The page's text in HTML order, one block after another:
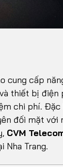
cung cấp
thiết bị điện
chi phí.
đối mặt với
CVM
Nha Trang.